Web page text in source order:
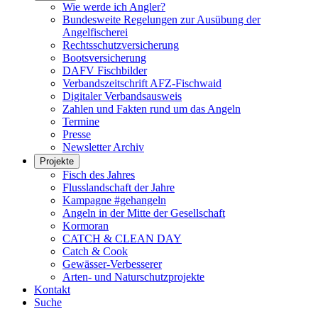
Wie werde ich Angler?
Bundesweite Regelungen zur Ausübung der
Angelfischerei
Rechtsschutzversicherung
Bootsversicherung
DAFV Fischbilder
Verbandszeitschrift AFZ-Fischwaid
Digitaler Verbandsausweis
Zahlen und Fakten rund um das Angeln
Termine
Presse
Newsletter Archiv
Projekte
Fisch des Jahres
Flusslandschaft der Jahre
Kampagne #gehangeln
Angeln in der Mitte der Gesellschaft
Kormoran
CATCH & CLEAN DAY
Catch & Cook
Gewässer-Verbesserer
Arten- und Naturschutzprojekte
Kontakt
Suche